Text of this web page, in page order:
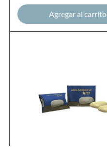
Agregar al carrito